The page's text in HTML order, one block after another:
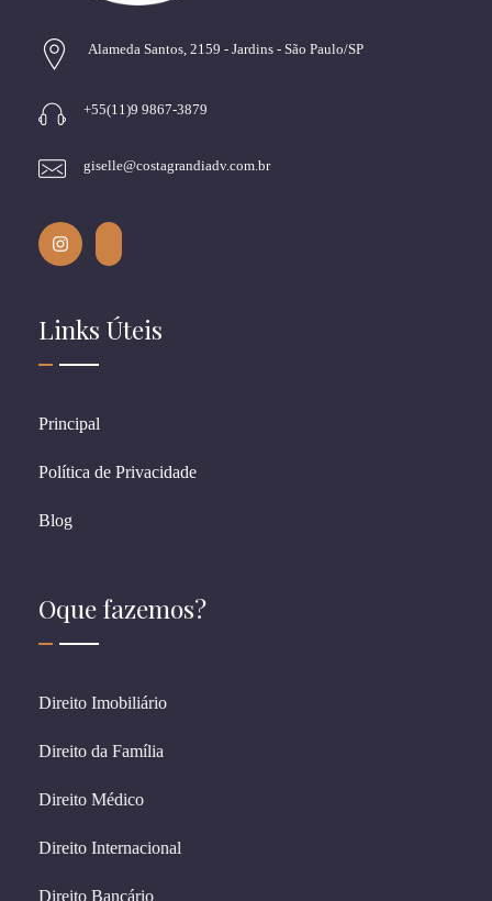
Alameda Santos, 2159 - Jardins - São Paulo/SP
+55(11)9 9867-3879
giselle@costagrandiadv.com.br
Links Úteis
Principal
Política de Privacidade
Blog
Oque fazemos?
Direito Imobiliário
Direito da Família
Direito Médico
Direito Internacional
Direito Bancário